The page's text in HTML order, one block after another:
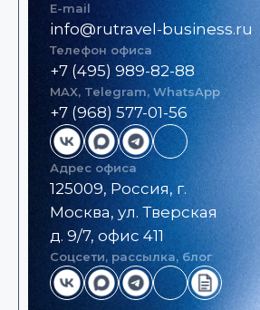
E-mail
info@rutravel-business.ru
Телефон офиса
+7 (495) 989-82-88
MAX, Telegram, WhatsApp
+7 (968) 577-01-56
Адрес офиса
125009, Россия, г.
Москва, ул. Тверская
д. 9/7, офис 411
Соцсети, рассылка, блог